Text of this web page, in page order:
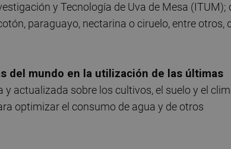
y Tecnología de Uva de Mesa (ITUM);
paraguayo, nectarina o ciruelo, entre otros,
del mundo en la utilización de las últimas
actualizada sobre los cultivos, el suelo y el
optimizar el consumo de agua y de otros